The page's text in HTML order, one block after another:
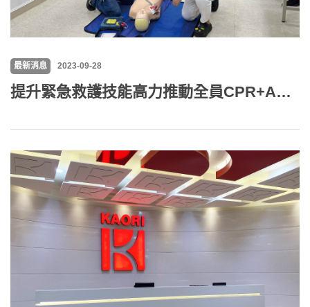
最新消息 2023-09-28
提升緊急救護技能高力推動全員CPR+AED訓練